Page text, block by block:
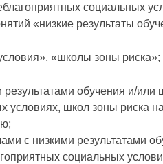
социальных
«низкие результаты
«школы зоны риска»;
обучения и/
условиях, школ зоны риска
с низкими результатами
социальных